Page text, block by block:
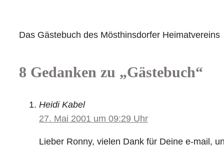
Das Gästebuch des Mösthinsdorfer Heimatvereins
8 Gedanken zu „Gästebuch“
Heidi Kabel
27. Mai 2001 um 09:29 Uhr
Lieber Ronny, vielen Dank für Deine e-mail,